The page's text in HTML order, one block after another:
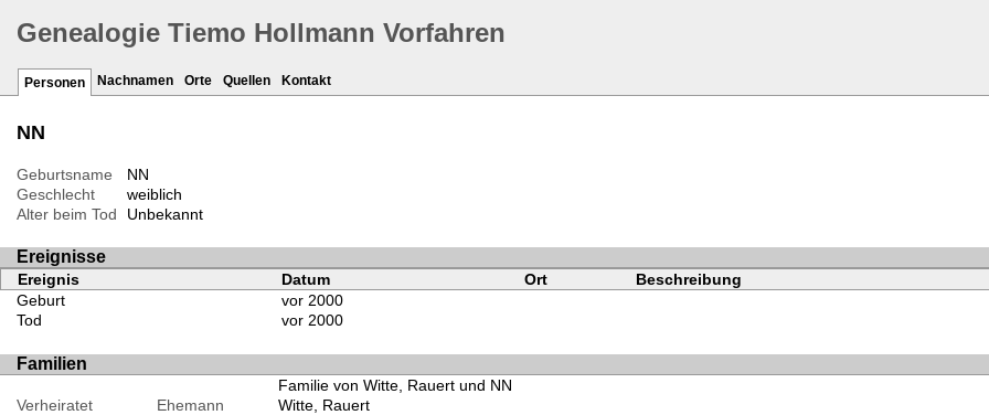
Genealogie Tiemo Hollmann Vorfahren
Personen Nachnamen Orte Quellen Kontakt
NN
Geburtsname
NN
Geschlecht
weiblich
Alter beim Tod
Unbekannt
Ereignisse
Ereignis Datum Ort
Beschreibung
Geburt
vor 2000
Tod
vor 2000
Familien
Familie von Witte, Rauert und NN
Verheiratet
Ehemann
Witte, Rauert